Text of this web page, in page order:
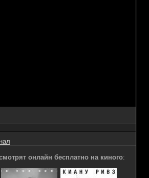
онлайн бесплатно на киного: